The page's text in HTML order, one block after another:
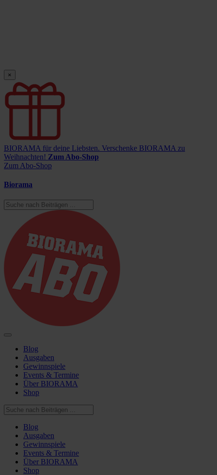
×
BIORAMA für deine Liebsten. Verschenke BIORAMA zu
Weihnachten! Zum Abo-Shop
Zum Abo-Shop
Biorama
Blog
Ausgaben
Gewinnspiele
Events & Termine
Über BIORAMA
Shop
Blog
Ausgaben
Gewinnspiele
Events & Termine
Über BIORAMA
Shop